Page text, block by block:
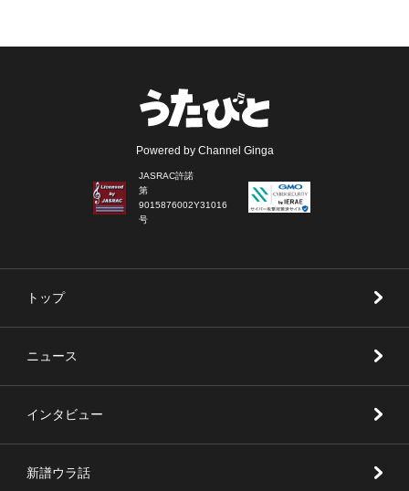
Powered by Channel Ginga
JASRAC許諾
第
9015876002Y31016
号
トップ
ニュース
インタビュー
新譜ウラ話